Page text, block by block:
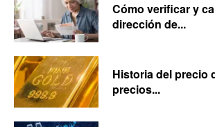
Cómo verificar y
dirección de...
Historia del precio
precios...